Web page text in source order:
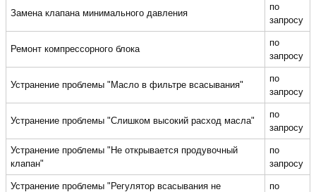
Замена клапана минимального давления
по
запросу
Ремонт компрессорного блока
по
запросу
Устранение проблемы "Масло в фильтре всасывания"
по
запросу
Устранение проблемы "Слишком высокий расход масла"
по
запросу
Устранение проблемы "Не открывается продувочный
клапан"
по
запросу
Устранение проблемы "Регулятор всасывания не
по